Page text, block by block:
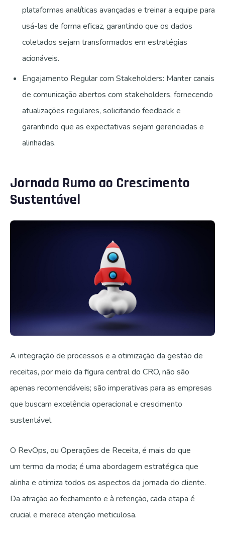
plataformas analíticas avançadas e treinar a equipe para
usá-las de forma eficaz, garantindo que os dados
coletados sejam transformados em estratégias
acionáveis.
Engajamento Regular com Stakeholders: Manter canais
de comunicação abertos com stakeholders, fornecendo
atualizações regulares, solicitando feedback e
garantindo que as expectativas sejam gerenciadas e
alinhadas.
Jornada Rumo ao Crescimento
Sustentável
A integração de processos e a otimização da gestão de
receitas, por meio da figura central do CRO, não são
apenas recomendáveis; são imperativas para as empresas
que buscam excelência operacional e crescimento
sustentável.
O RevOps, ou Operações de Receita, é mais do que
um termo da moda; é uma abordagem estratégica que
alinha e otimiza todos os aspectos da jornada do cliente.
Da atração ao fechamento e à retenção, cada etapa é
crucial e merece atenção meticulosa.